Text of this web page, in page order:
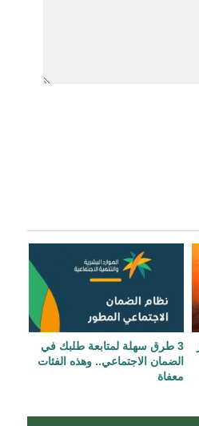
3 طرق سهلة لمتابعة طلبك في
الضمان الاجتماعي.. وهذه الفئات
معفاة